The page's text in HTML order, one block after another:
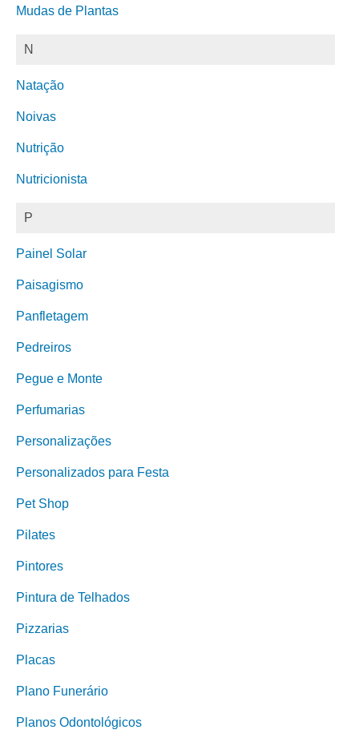
Mudas de Plantas
N
Natação
Noivas
Nutrição
Nutricionista
P
Painel Solar
Paisagismo
Panfletagem
Pedreiros
Pegue e Monte
Perfumarias
Personalizações
Personalizados para Festa
Pet Shop
Pilates
Pintores
Pintura de Telhados
Pizzarias
Placas
Plano Funerário
Planos Odontológicos